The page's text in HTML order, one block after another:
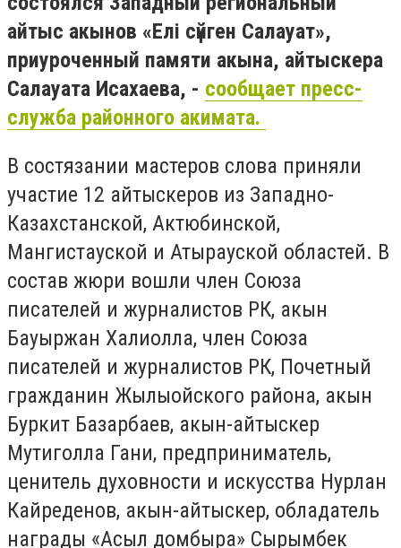
айтыс акынов «Елі сүйген Салауат»,
приуроченный памяти акына, айтыскера
Салауата Исахаева, - сообщает пресс-
служба районного акимата.
В состязании мастеров слова приняли
участие 12 айтыскеров из Западно-
Казахстанской, Актюбинской,
Мангистауской и Атырауской областей. В
состав жюри вошли член Союза
писателей и журналистов РК, акын
Бауыржан Халиолла, член Союза
писателей и журналистов РК, Почетный
гражданин Жылыойского района, акын
Буркит Базарбаев, акын-айтыскер
Мутиголла Гани, предприниматель,
ценитель духовности и искусства Нурлан
Кайреденов, акын-айтыскер, обладатель
награды «Асыл домбыра» Сырымбек